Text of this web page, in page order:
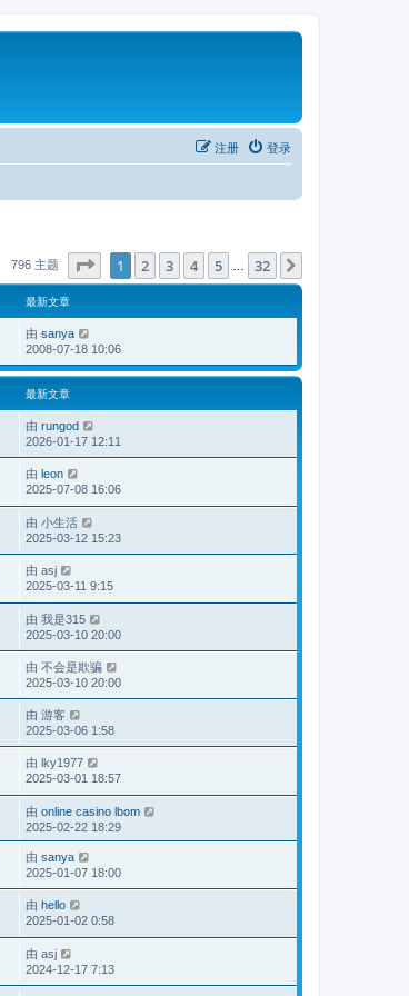
登录
注册
796 主题 分页： 1 32
1 2 3 4 5 32
最新文章
由 sanya
2008-07-18 10:06
最新文章
由 rungod
2026-01-17 12:11
由 leon
2025-07-08 16:06
由 小生活
2025-03-12 15:23
由 asj
2025-03-11 9:15
由 我是315
2025-03-10 20:00
由 不会是欺骗
2025-03-10 20:00
由 游客
2025-03-06 1:58
由 lky1977
2025-03-01 18:57
由 online casino lbom
2025-02-22 18:29
由 sanya
2025-01-07 18:00
由 hello
2025-01-02 0:58
由 asj
2024-12-17 7:13